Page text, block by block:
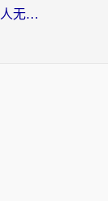
北美看剧神器怎么选？2026海外华人无缝访问国内资源全攻略